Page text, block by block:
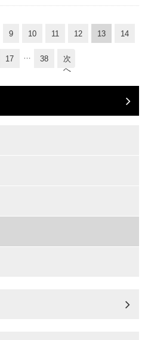
9 10 11 12 13 14
17 … 38
次
へ